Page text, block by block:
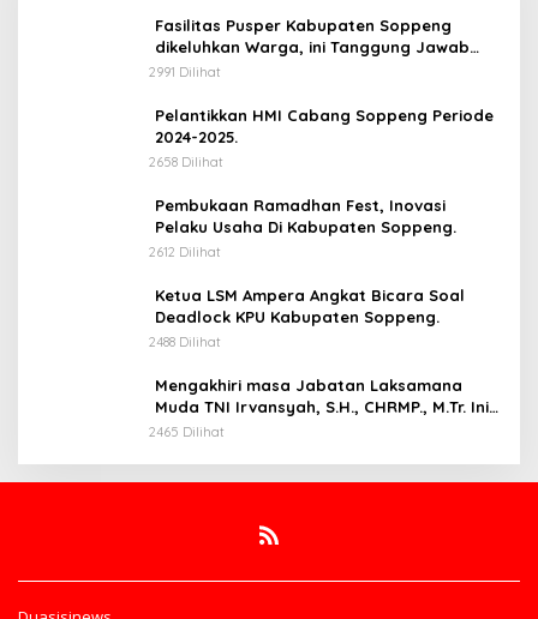
Fasilitas Pusper Kabupaten Soppeng
dikeluhkan Warga, ini Tanggung Jawab
Siapa.
2991 Dilihat
Pelantikkan HMI Cabang Soppeng Periode
2024-2025.
2658 Dilihat
Pembukaan Ramadhan Fest, Inovasi
Pelaku Usaha Di Kabupaten Soppeng.
2612 Dilihat
Ketua LSM Ampera Angkat Bicara Soal
Deadlock KPU Kabupaten Soppeng.
2488 Dilihat
Mengakhiri masa Jabatan Laksamana
Muda TNI Irvansyah, S.H., CHRMP., M.Tr. Ini
Pesannya.
2465 Dilihat